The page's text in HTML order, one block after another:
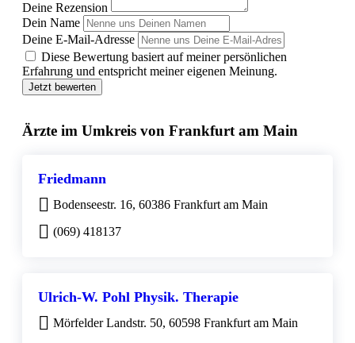
Deine Rezension
Dein Name
Deine E-Mail-Adresse
Diese Bewertung basiert auf meiner persönlichen
Erfahrung und entspricht meiner eigenen Meinung.
Jetzt bewerten
Ärzte im Umkreis von Frankfurt am Main
Friedmann
Bodenseestr. 16, 60386 Frankfurt am Main
(069) 418137
Ulrich-W. Pohl Physik. Therapie
Mörfelder Landstr. 50, 60598 Frankfurt am Main